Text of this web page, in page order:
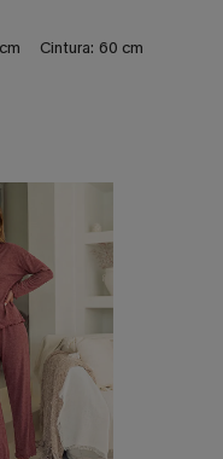
Cintura: 60 cm